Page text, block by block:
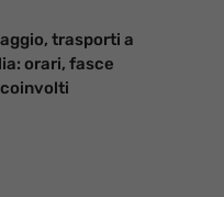
trasporti a
orari, fasce